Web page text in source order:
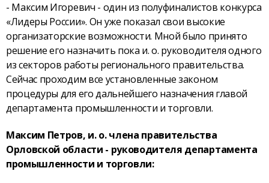
- Максим Игоревич - один из полуфиналистов конкурса
«Лидеры России». Он уже показал свои высокие
организаторские возможности. Мной было принято
решение его назначить пока и. о. руководителя одного
из секторов работы регионального правительства.
Сейчас проходим все установленные законом
процедуры для его дальнейшего назначения главой
департамента промышленности и торговли.
Максим Петров, и. о. члена правительства
Орловской области - руководителя департамента
промышленности и торговли: